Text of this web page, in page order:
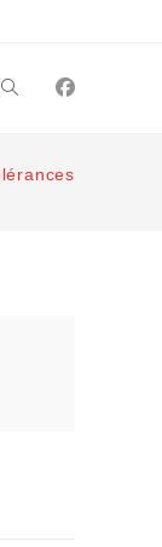
Toggle
website